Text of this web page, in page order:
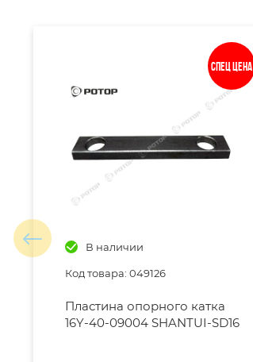
Спец цена
В наличии
Код товара: 049126
Пластина опорного катка
16Y-40-09004 SHANTUI-SD16